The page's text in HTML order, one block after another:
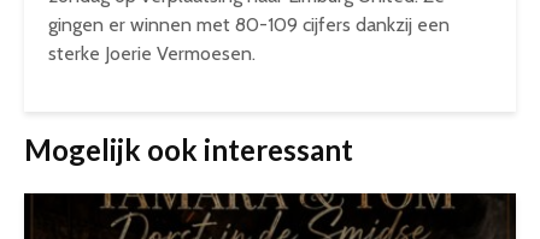
gingen er winnen met 80-109 cijfers dankzij een
sterke Joerie Vermoesen.
Mogelijk ook interessant